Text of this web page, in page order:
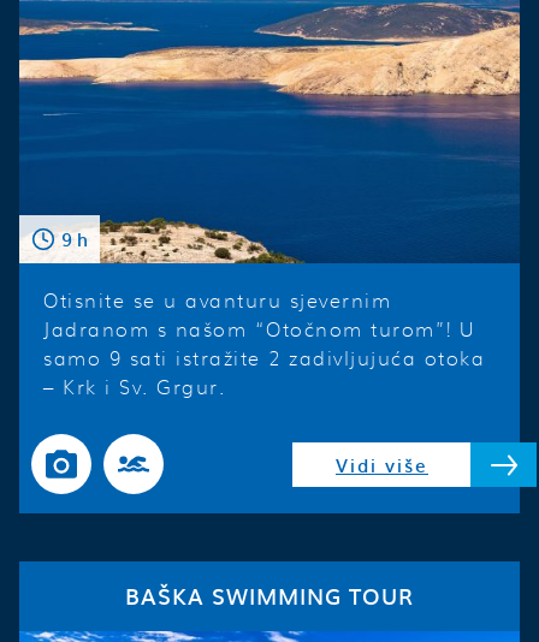
9 h
Otisnite se u avanturu sjevernim
Jadranom s našom “Otočnom turom”! U
samo 9 sati istražite 2 zadivljujuća otoka
– Krk i Sv. Grgur.
Vidi više
BAŠKA SWIMMING TOUR